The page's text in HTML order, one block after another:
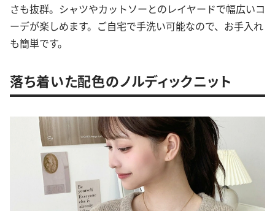
さも抜群。シャツやカットソーとのレイヤードで幅広いコ
ーデが楽しめます。ご自宅で手洗い可能なので、お手入れ
も簡単です。
落ち着いた配色のノルディックニット